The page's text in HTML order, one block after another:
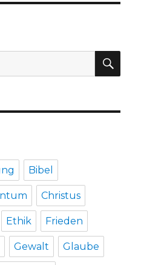
Bibel
Christus
Ethik Frieden
Gewalt Glaube